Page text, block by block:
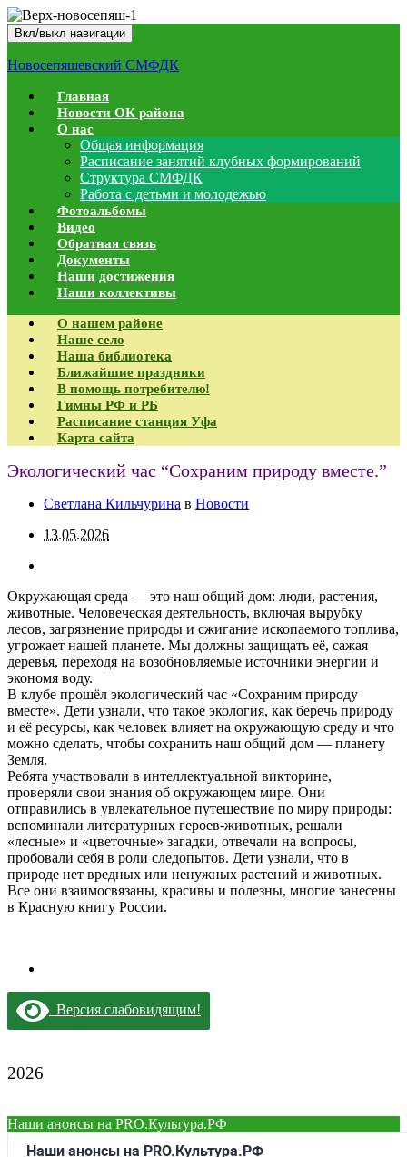
Вкл/выкл навигации
Новосепяшевский СМФДК
Главная
Новости ОК района
О нас
Общая информация
Расписание занятий клубных формирований
Структура СМФДК
Работа с детьми и молодежью
Фотоальбомы
Видео
Обратная связь
Документы
Наши достижения
Наши коллективы
О нашем районе
Наше село
Наша библиотека
Ближайшие праздники
В помощь потребителю!
Гимны РФ и РБ
Расписание станция Уфа
Карта сайта
Экологический час “Сохраним природу вместе.”
Светлана Кильчурина в Новости
13.05.2026
Окружающая среда — это наш общий дом: люди, растения,
животные. Человеческая деятельность, включая вырубку
лесов, загрязнение природы и сжигание ископаемого топлива,
угрожает нашей планете. Мы должны защищать её, сажая
деревья, переходя на возобновляемые источники энергии и
экономя воду.
В клубе прошёл экологический час «Сохраним природу
вместе». Дети узнали, что такое экология, как беречь природу
и её ресурсы, как человек влияет на окружающую среду и что
можно сделать, чтобы сохранить наш общий дом — планету
Земля.
Ребята участвовали в интеллектуальной викторине,
проверяли свои знания об окружающем мире. Они
отправились в увлекательное путешествие по миру природы:
вспоминали литературных героев-животных, решали
«лесные» и «цветочные» загадки, отвечали на вопросы,
пробовали себя в роли следопытов. Дети узнали, что в
природе нет вредных или ненужных растений и животных.
Все они взаимосвязаны, красивы и полезны, многие занесены
в Красную книгу России.
Версия слабовидящим!
2026
Наши анонсы на PRO.Культура.РФ